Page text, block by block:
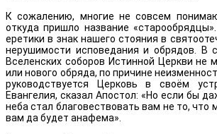
К сожалению, многие не совсем
откуда пришло название
еретики в знак нашего стояния в
нерушимости исповедания и обрядов. В
Вселенских соборов Истинной Церкви не
или нового обряда, по причине
руководствуется Церковь в своём
Евангелия, сказал Апостол: «Но если бы
неба стал благовествовать вам не то, что
вам да будет анафема».